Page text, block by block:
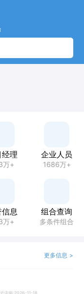
理
万+
企业人员
1686万+
息
万+
组合查询
多条件组合
更多信息 >
中标:2026-11-18